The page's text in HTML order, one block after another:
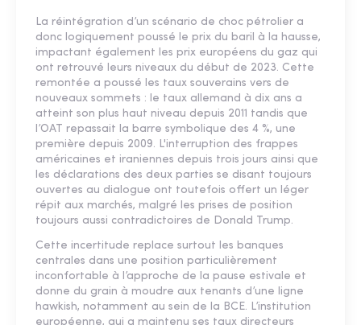
La réintégration d’un scénario de choc pétrolier a
donc logiquement poussé le prix du baril à la hausse,
impactant également les prix européens du gaz qui
ont retrouvé leurs niveaux du début de 2023. Cette
remontée a poussé les taux souverains vers de
nouveaux sommets : le taux allemand à dix ans a
atteint son plus haut niveau depuis 2011 tandis que
l’OAT repassait la barre symbolique des 4 %, une
première depuis 2009. L'interruption des frappes
américaines et iraniennes depuis trois jours ainsi que
les déclarations des deux parties se disant toujours
ouvertes au dialogue ont toutefois offert un léger
répit aux marchés, malgré les prises de position
toujours aussi contradictoires de Donald Trump.
Cette incertitude replace surtout les banques
centrales dans une position particulièrement
inconfortable à l’approche de la pause estivale et
donne du grain à moudre aux tenants d’une ligne
hawkish, notamment au sein de la BCE. L’institution
européenne, qui a maintenu ses taux directeurs